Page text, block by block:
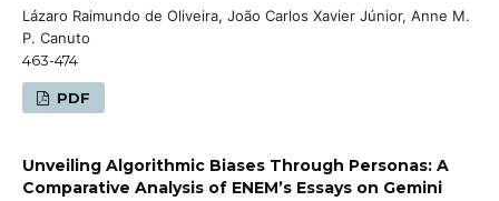
Lázaro Raimundo de Oliveira, João Carlos Xavier Júnior, Anne M.
P. Canuto
463-474
PDF
Unveiling Algorithmic Biases Through Personas: A
Comparative Analysis of ENEM’s Essays on Gemini